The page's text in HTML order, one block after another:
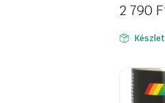
2 790